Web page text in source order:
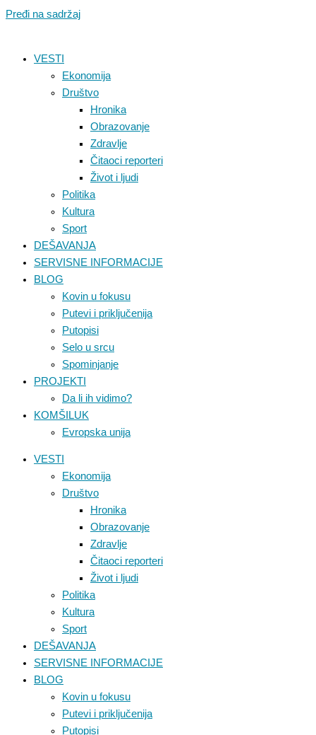
Pređi na sadržaj
VESTI
Ekonomija
Društvo
Hronika
Obrazovanje
Zdravlje
Čitaoci reporteri
Život i ljudi
Politika
Kultura
Sport
DEŠAVANJA
SERVISNE INFORMACIJE
BLOG
Kovin u fokusu
Putevi i priključenija
Putopisi
Selo u srcu
Spominjanje
PROJEKTI
Da li ih vidimo?
KOMŠILUK
Evropska unija
VESTI
Ekonomija
Društvo
Hronika
Obrazovanje
Zdravlje
Čitaoci reporteri
Život i ljudi
Politika
Kultura
Sport
DEŠAVANJA
SERVISNE INFORMACIJE
BLOG
Kovin u fokusu
Putevi i priključenija
Putopisi